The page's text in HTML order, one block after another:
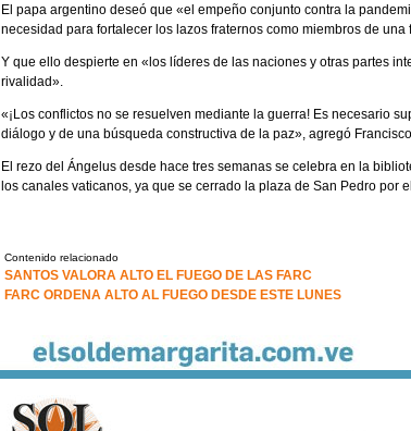
El papa argentino deseó que «el empeño conjunto contra la
necesidad para fortalecer los lazos fraternos como miembros de una
Y que ello despierte en «los líderes de las naciones y otras partes
rivalidad».
«¡Los conflictos no se resuelven mediante la guerra! Es necesario
diálogo y de una búsqueda constructiva de la paz», agregó
El rezo del Ángelus desde hace tres semanas se celebra en la
los canales vaticanos, ya que se cerrado la plaza de San Pedro por
Contenido relacionado
SANTOS VALORA ALTO EL FUEGO DE LAS FARC
FARC ORDENA ALTO AL FUEGO DESDE ESTE LUNES